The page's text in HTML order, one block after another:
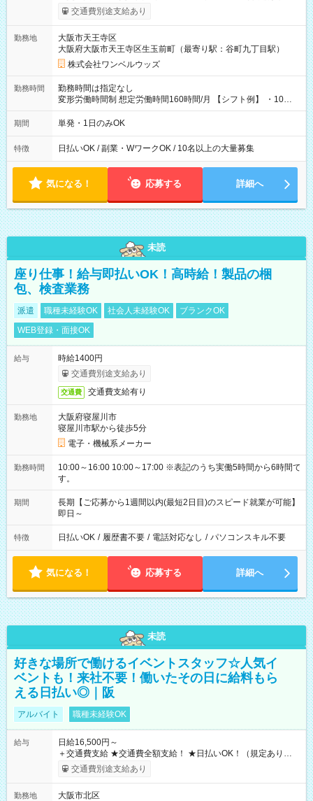
働いたその日に現金GET♪ お仕事後はコンビニATMから 日払
交通費別途支給あり
勤務地
大阪市天王寺区
大阪府大阪市天王寺区生玉前町（最寄り駅：谷町九丁目駅）
株式会社ワンベルウッズ
勤務時間
勤務時間は指定なし
変形労働時間制 想定労働時間160時間/月 【シフト例】 ・10：
00～20：00
期間 単発・1日のみOK
特徴 日払いOK / 副業・WワークOK / 10名以上の大量募集
気になる！ 応募する 詳細へ
未読
座り仕事！給与即払いOK！高時給！製品の梱
包、検査業務
派遣 職種未経験OK 社会人未経験OK
ブランクOK
WEB登録・面接OK
給与
時給1400円
交通費別途支給あり
交通費 交通費支給有り
勤務地
大阪府寝屋川市
寝屋川市駅から徒歩5分
電子・機械系メーカー
勤務時間
10:00～16:00 10:00～17:00 ※表記のうち実働5時間から6時間で
す。
期間
長期【ご応募から1週間以内(最短2日目)のスピード就業が可能】
即日～
特徴 日払いOK / 履歴書不要 / 電話対応なし / パソコンスキル不要
気になる！ 応募する 詳細へ
未読
好きな場所で働けるイベントスタッフ☆人気イ
ベントも！来社不要！働いたその日に給料もら
える日払い◎｜阪
アルバイト 職種未経験OK
給与
日給16,500円～
＋交通費支給 ★交通費全額支給！ ★日払いOK！（規定あり） ┗
働いたその日に現金GET♪ お仕事後はコンビニATMから 日払
交通費別途支給あり
勤務地
大阪市北区